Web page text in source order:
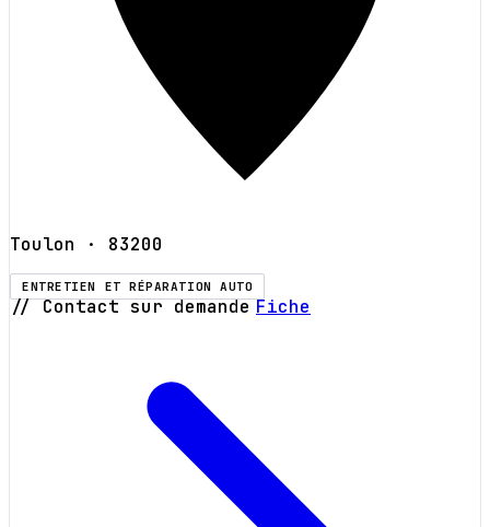
Toulon · 83200
ENTRETIEN ET RÉPARATION AUTO
// Contact sur demande Fiche